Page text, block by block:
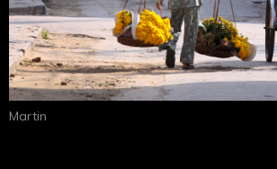
Martin